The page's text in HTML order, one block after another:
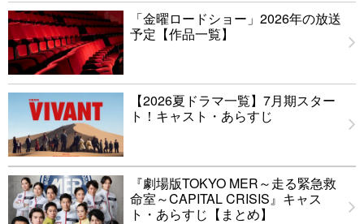
「金曜ロードショー」2026年の放送
予定【作品一覧】
【2026夏ドラマ一覧】7月期スター
ト！キャスト・あらすじ
『劇場版TOKYO MER～走る緊急救
命室～CAPITAL CRISIS』キャス
ト・あらすじ【まとめ】